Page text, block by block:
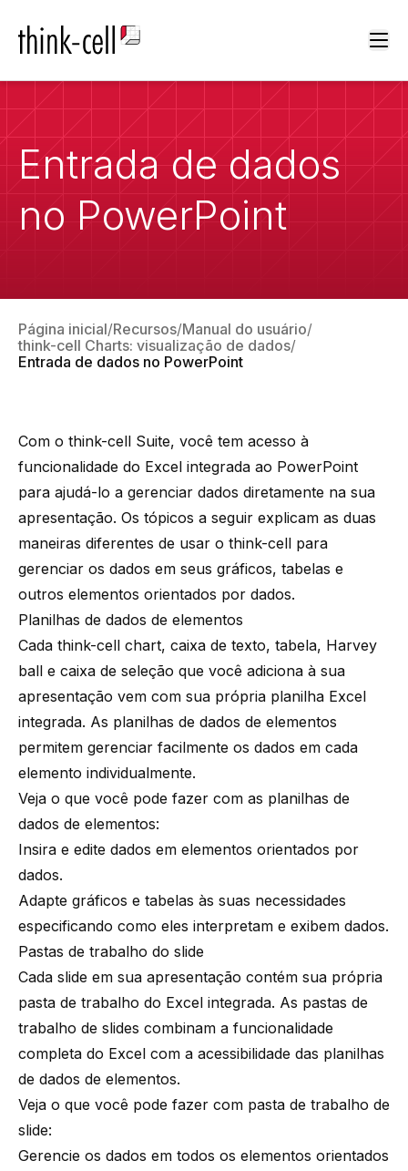
Entrada de dados
no PowerPoint
Página inicial Recursos Manual do usuário
think-cell Charts: visualização de dados
Entrada de dados no PowerPoint
Com o think-cell Suite, você tem acesso à
funcionalidade do Excel integrada ao PowerPoint
para ajudá-lo a gerenciar dados diretamente na sua
apresentação. Os tópicos a seguir explicam as duas
maneiras diferentes de usar o think-cell para
gerenciar os dados em seus gráficos, tabelas e
outros elementos orientados por dados.
Planilhas de dados de elementos
Cada think-cell chart, caixa de texto, tabela, Harvey
ball e caixa de seleção que você adiciona à sua
apresentação vem com sua própria planilha Excel
integrada. As planilhas de dados de elementos
permitem gerenciar facilmente os dados em cada
elemento individualmente.
Veja o que você pode fazer com as planilhas de
dados de elementos:
Insira e edite dados em elementos orientados por
dados.
Adapte gráficos e tabelas às suas necessidades
especificando como eles interpretam e exibem dados.
Pastas de trabalho do slide
Cada slide em sua apresentação contém sua própria
pasta de trabalho do Excel integrada. As pastas de
trabalho de slides combinam a funcionalidade
completa do Excel com a acessibilidade das planilhas
de dados de elementos.
Veja o que você pode fazer com pasta de trabalho de
slide:
Gerencie os dados em todos os elementos orientados